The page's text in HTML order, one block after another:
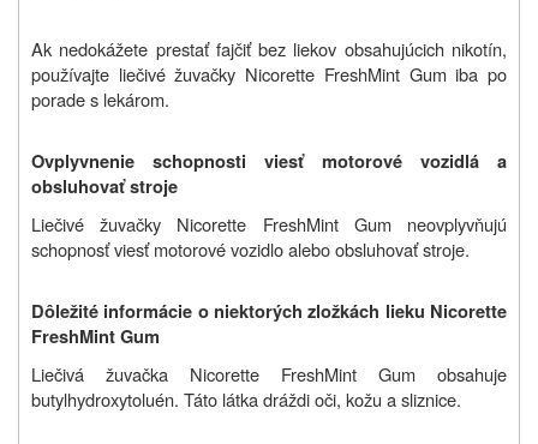
Ak nedokážete prestať fajčiť bez liekov obsahujúcich nikotín,
používajte liečivé žuvačky Nicorette FreshMint Gum iba po
porade s lekárom.
Ovplyvnenie schopnosti viesť motorové vozidlá a
obsluhovať stroje
Liečivé žuvačky Nicorette FreshMint Gum neovplyvňujú
schopnosť viesť motorové vozidlo alebo obsluhovať stroje.
Dôležité informácie o niektorých zložkách lieku Nicorette
FreshMint Gum
Liečivá žuvačka Nicorette FreshMint Gum obsahuje
butylhydroxytoluén. Táto látka dráždi oči, kožu a sliznice.